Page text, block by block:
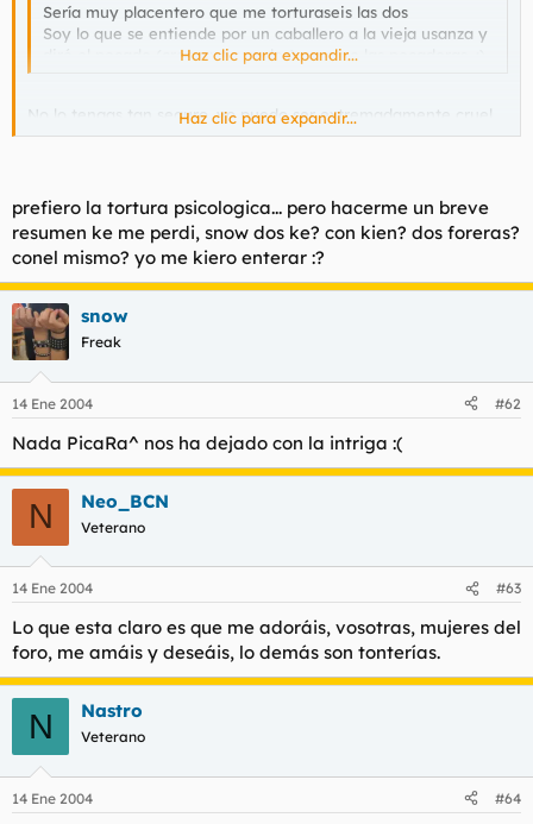
Sería muy placentero que me torturaseis las dos
Soy lo que se entiende por un caballero a la vieja usanza y
diré el pecado (creo que son dos) pero no las pecadoras. :)
Haz clic para expandir...
No lo tengas tan seguro, yo puedo ser extremadamente cruel
en la tortura y sospecho que PicaRa^ puede darme lecciones a
El pecado sin las pecadoras pierde fuerza. No seas malo.
Haz clic para expandir...
prefiero la tortura psicologica... pero hacerme un breve
resumen ke me perdi, snow dos ke? con kien? dos foreras?
conel mismo? yo me kiero enterar :?
snow
Freak
14 Ene 2004 #62
Nada PicaRa^ nos ha dejado con la intriga :(
N Neo_BCN
Veterano
14 Ene 2004 #63
Lo que esta claro es que me adoráis, vosotras, mujeres del
foro, me amáis y deseáis, lo demás son tonterías.
N Nastro
Veterano
14 Ene 2004 #64